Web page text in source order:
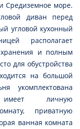
Средиземное море.
диван перед
угловой кухонный
располагает
и полным
для обустройства
на большой
укомплектована
имеет личную
приватную
ванная комната